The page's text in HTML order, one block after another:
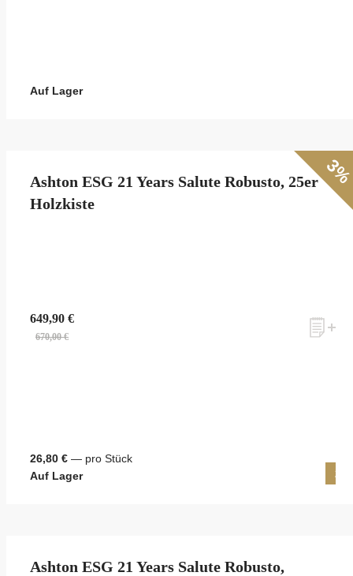
Auf Lager
Ashton ESG 21 Years Salute Robusto, 25er
Holzkiste
670,00 €
649,90 €
26,80 € — pro Stück
Auf Lager
25
Ashton ESG 21 Years Salute Robusto,